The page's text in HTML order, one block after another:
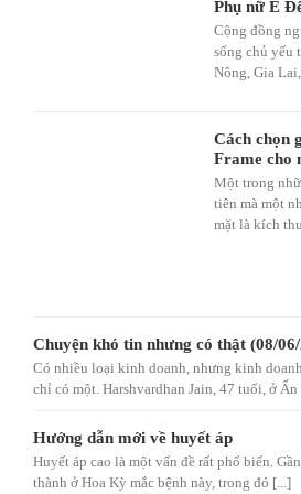
Phụ nữ Ê
Cộng đồng
sống chủ yếu
Nông, Gia
Cách chọn
Frame cho
Một trong
tiên mà một
mặt là kích
Chuyện khó tin nhưng có thật (08/
Có nhiều loại kinh doanh, nhưng kinh
chỉ có một. Harshvardhan Jain, 47 tuổi, ở
Hướng dẫn mới về huyết áp
Huyết áp cao là một vấn đề rất phổ biến.
thành ở Hoa Kỳ mắc bệnh này, trong đó [...]